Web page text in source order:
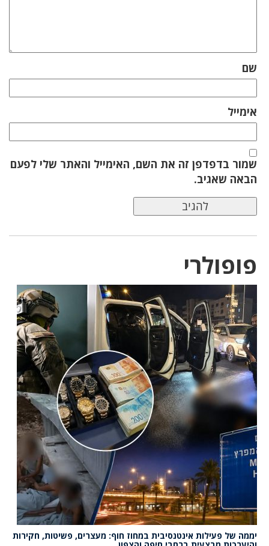
שם
אימייל
שמור בדפדפן זה את השם, האימייל והאתר שלי לפעם
הבאה שאגיב.
פופולרי
יממה של פעילות אינטנסיבית במחוז חוף: מעצרים, פשיטות, חקירות